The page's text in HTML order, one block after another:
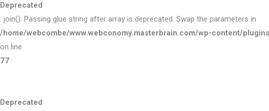
Deprecated
: join(): Passing glue string after array is deprecated. Swap the parameters in
/home/webcombe/www.webconomy.masterbrain.com/wp-content/
on line
77
Deprecated